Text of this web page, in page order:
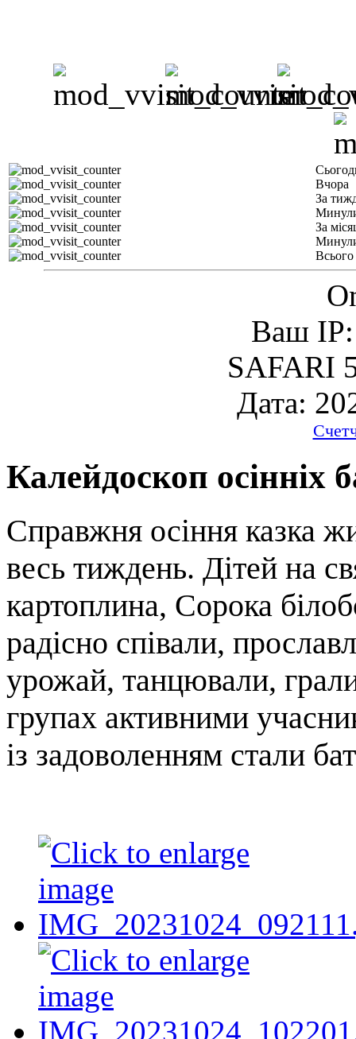
Вчора
За
За
Всього
Ваш IP:
SAFARI
Дата:
Калейдоскоп осінніх
Справжня осіння казка
весь тиждень. Дітей на
картоплина, Сорока
радісно співали,
урожай, танцювали,
групах активними
із задоволенням стали